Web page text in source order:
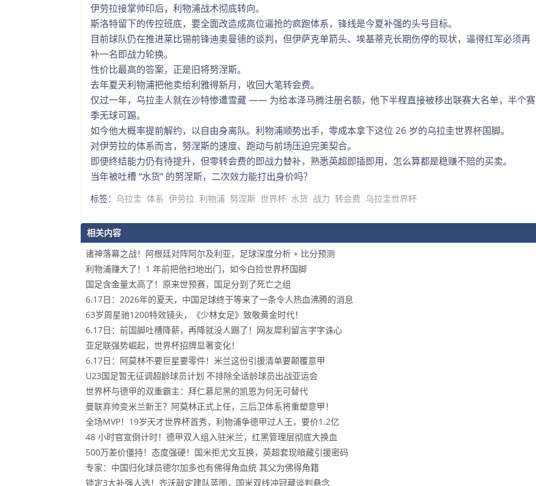
伊劳拉接掌帅印后，利物浦战术彻底转向。
斯洛特留下的传控班底，要全面改造成高位逼抢的疯跑体系，锋线是今夏补强的头号目标。
目前球队仍在推进莱比锡前锋迪奥曼德的谈判，但伊萨克单箭头、埃基蒂克长期伤停的现状，逼得红军必须再
补一名即战力轮换。
性价比最高的答案，正是旧将努涅斯。
去年夏天利物浦把他卖给利雅得新月，收回大笔转会费。
仅过一年，乌拉圭人就在沙特惨遭雪藏 —— 为给本泽马腾注册名额，他下半程直接被移出联赛大名单，半个赛
季无球可踢。
如今他大概率提前解约，以自由身离队。利物浦顺势出手，零成本拿下这位 26 岁的乌拉圭世界杯国脚。
对伊劳拉的体系而言，努涅斯的速度、跑动与前场压迫完美契合。
即便终结能力仍有待提升，但零转会费的即战力替补，熟悉英超即插即用，怎么算都是稳赚不赔的买卖。
当年被吐槽 “水货” 的努涅斯，二次效力能打出身价吗？
标签： 乌拉圭 体系 伊劳拉 利物浦 努涅斯 世界杯 水货 战力 转会费 乌拉圭世界杯
相关内容
诸神落幕之战！阿根廷对阵阿尔及利亚，足球深度分析 + 比分预测
利物浦赚大了！1 年前把他扫地出门，如今白捡世界杯国脚
国足含金量太高了！原来世预赛，国足分到了死亡之组
6.17日：2026年的夏天，中国足球终于等来了一条令人热血沸腾的消息
63岁周星驰1200特效镜头，《少林女足》致敬黄金时代！
6.17日：前国脚吐槽降薪，再降就没人踢了！网友犀利留言字字诛心
亚足联强势崛起，世界杯招牌显著变化！
6.17日：阿莫林不要巨星要零件！米兰这份引援清单要颠覆意甲
U23国足暂无征调超龄球员计划 不排除全适龄球员出战亚运会
世界杯与德甲的双重霸主：拜仁慕尼黑的凯恩为何无可替代
曼联弃帅变米兰新王？阿莫林正式上任，三后卫体系将重塑意甲！
全场MVP！19岁天才世界杯首秀，利物浦争德甲过人王，要价1.2亿
48 小时官宣倒计时！德甲双人组入驻米兰，红黑管理层彻底大换血
500万差价僵持！态度强硬！国米拒尤文互换，英超套现暗藏引援密码
专家：中国归化球员德尔加多也有佛得角血统 其父为佛得角籍
锁定3大补强人选！齐沃敲定建队蓝图，国米双线冲冠藏谈判悬念